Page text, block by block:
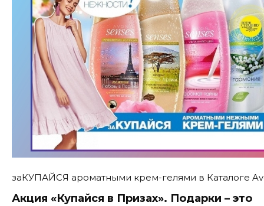
заКУПАЙСЯ ароматными крем-гелями в Каталоге
Акция «Купайся в Призах». Подарки – это